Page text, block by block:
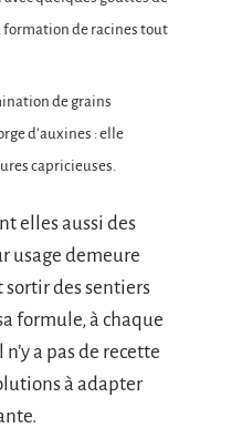
formation de racines tout
de grains
d’auxines : elle
capricieuses.
elles aussi des
usage demeure
sortir des sentiers
formule, à chaque
a pas de recette
à adapter